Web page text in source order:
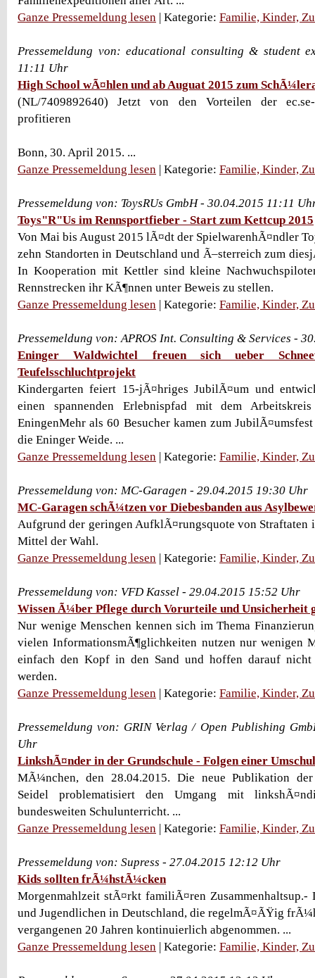
Ganze Pressemeldung lesen | Kategorie: Familie, Kinder,
Pressemeldung von: educational consulting & student
11:11 Uhr
High School wÃ¤hlen und ab Auguat 2015 zum
(NL/7409892640) Jetzt von den Vorteilen der ec.se-
profitieren
Bonn, 30. April 2015. ...
Ganze Pressemeldung lesen | Kategorie: Familie, Kinder,
Pressemeldung von: ToysRUs GmbH - 30.04.2015 11:11
Toys"R"Us im Rennsportfieber - Start zum Kettcup 2015
Von Mai bis August 2015 lÃ¤dt der SpielwarenhÃ¤ndler
zehn Standorten in Deutschland und Ã–sterreich zum
In Kooperation mit Kettler sind kleine
Rennstrecken ihr KÃ¶nnen unter Beweis zu stellen.
Ganze Pressemeldung lesen | Kategorie: Familie, Kinder,
Pressemeldung von: APROS Int. Consulting & Services -
Eninger Waldwichtel freuen sich ueber
Teufelsschluchtprojekt
Kindergarten feiert 15-jÃ¤hriges JubilÃ¤um und
einen spannenden Erlebnispfad mit dem Arbeitskreis
EningenMehr als 60 Besucher kamen zum
die Eninger Weide. ...
Ganze Pressemeldung lesen | Kategorie: Familie, Kinder,
Pressemeldung von: MC-Garagen - 29.04.2015 19:30 Uhr
MC-Garagen schÃ¼tzen vor Diebesbanden aus
Aufgrund der geringen AufklÃ¤rungsquote von Straftaten
Mittel der Wahl.
Ganze Pressemeldung lesen | Kategorie: Familie, Kinder,
Pressemeldung von: VFD Kassel - 29.04.2015 15:52 Uhr
Wissen Ã¼ber Pflege durch Vorurteile und Unsicherheit
Nur wenige Menschen kennen sich im Thema
vielen InformationsmÃ¶glichkeiten nutzen nur wenigen
einfach den Kopf in den Sand und hoffen darauf
werden.
Ganze Pressemeldung lesen | Kategorie: Familie, Kinder,
Pressemeldung von: GRIN Verlag / Open Publishing
Uhr
LinkshÃ¤nder in der Grundschule - Folgen einer
MÃ¼nchen, den 28.04.2015. Die neue Publikation
Seidel problematisiert den Umgang mit
bundesweiten Schulunterricht. ...
Ganze Pressemeldung lesen | Kategorie: Familie, Kinder,
Pressemeldung von: Supress - 27.04.2015 12:12 Uhr
Kids sollten frÃ¼hstÃ¼cken
Morgenmahlzeit stÃ¤rkt familiÃ¤ren
und Jugendlichen in Deutschland, die regelmÃ¤ÃŸig
vergangenen 20 Jahren kontinuierlich abgenommen. ...
Ganze Pressemeldung lesen | Kategorie: Familie, Kinder,